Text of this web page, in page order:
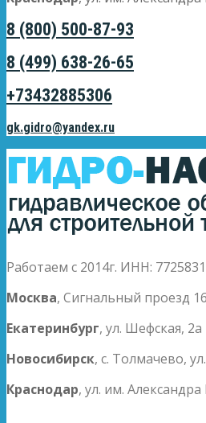
8 (800) 500-87-93
8 (499) 638-26-65
+73432885306
gk.gidro@yandex.ru
Работаем с 2014г. ИНН:
Москва, Сигнальный проезд
Екатеринбург, ул. Шефская, 2а
Новосибирск, с. Толмачево,
Краснодар, ул. им.